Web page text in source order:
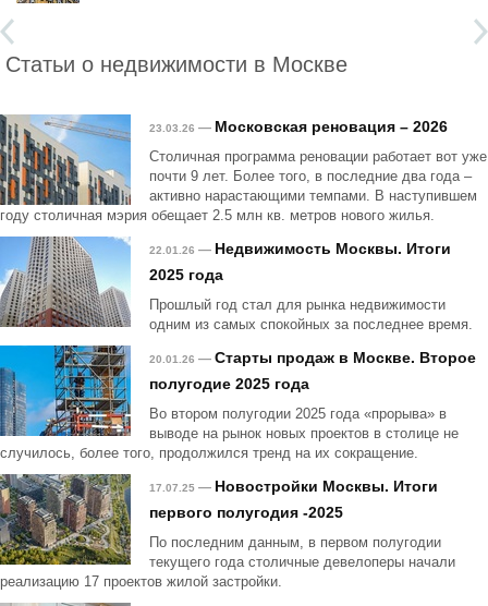
Статьи о недвижимости в Москве
23.03.26 — Московская реновация – 2026
Столичная программа реновации работает вот уже
почти 9 лет. Более того, в последние два года –
активно нарастающими темпами. В наступившем
году столичная мэрия обещает 2.5 млн кв. метров нового жилья.
22.01.26 — Недвижимость Москвы. Итоги
2025 года
Прошлый год стал для рынка недвижимости
одним из самых спокойных за последнее время.
20.01.26 — Старты продаж в Москве. Второе
полугодие 2025 года
Во втором полугодии 2025 года «прорыва» в
выводе на рынок новых проектов в столице не
случилось, более того, продолжился тренд на их сокращение.
17.07.25 — Новостройки Москвы. Итоги
первого полугодия -2025
По последним данным, в первом полугодии
текущего года столичные девелоперы начали
реализацию 17 проектов жилой застройки.